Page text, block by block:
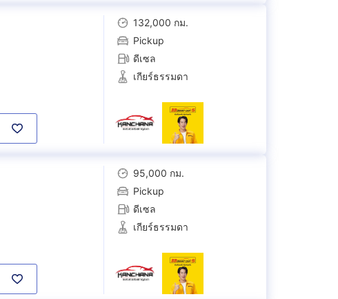
132,000 กม.
Pickup
ดีเซล
เกียร์ธรรมดา
95,000 กม.
Pickup
ดีเซล
เกียร์ธรรมดา